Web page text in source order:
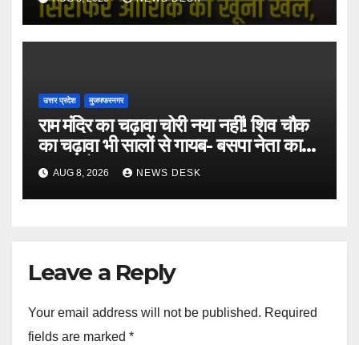
उत्तर प्रदेश मुजफ्फरनगर
राम मंदिर का चढ़ावा चोरी नया नहीं! शिव चौक
का चढ़ावा भी सालों से गायब- बसपा नेता का
बड़ा आरोप
AUG 8, 2026 NEWS DESK
Leave a Reply
Your email address will not be published. Required
fields are marked *